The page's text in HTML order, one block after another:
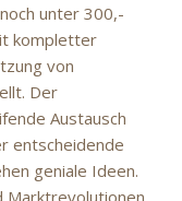
unter 300,-
kompletter
von
Der
Austausch
entscheidende
geniale Ideen.